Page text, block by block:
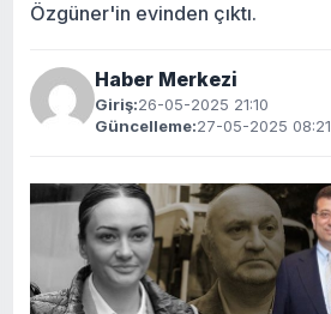
Özgüner'in evinden çıktı.
Haber Merkezi
Giriş:26-05-2025 21:10
Güncelleme:27-05-2025 08:21